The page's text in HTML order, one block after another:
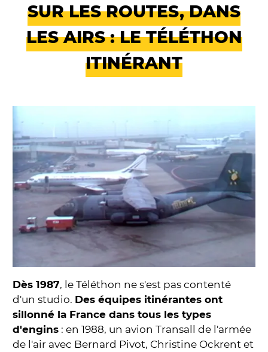
SUR LES ROUTES, DANS
LES AIRS : LE TÉLÉTHON
ITINÉRANT
Dès 1987, le Téléthon ne s'est pas contenté
d'un studio. Des équipes itinérantes ont
sillonné la France dans tous les types
d'engins : en 1988, un avion Transall de l'armée
de l'air avec Bernard Pivot, Christine Ockrent et